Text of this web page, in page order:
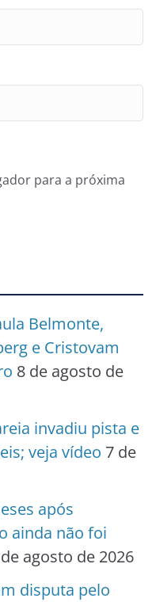
para a próxima
Belmonte,
e Cristovam
8 de agosto de
invadiu pista e
veja vídeo 7 de
após
ainda não foi
agosto de 2026
disputa pelo